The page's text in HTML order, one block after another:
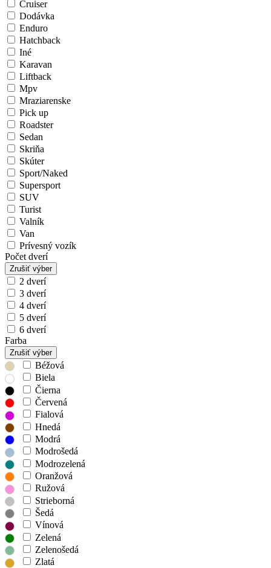
Cruiser
Dodávka
Enduro
Hatchback
Iné
Karavan
Liftback
Mpv
Mraziarenske
Pick up
Roadster
Sedan
Skriňa
Skúter
Sport/Naked
Supersport
SUV
Turist
Valník
Van
Prívesný vozík
Počet dverí
Zrušiť výber
2 dverí
3 dverí
4 dverí
5 dverí
6 dverí
Farba
Zrušiť výber
Béžová
Biela
Čierna
Červená
Fialová
Hnedá
Modrá
Modrošedá
Modrozelená
Oranžová
Ružová
Strieborná
Šedá
Vínová
Zelená
Zelenošedá
Zlatá